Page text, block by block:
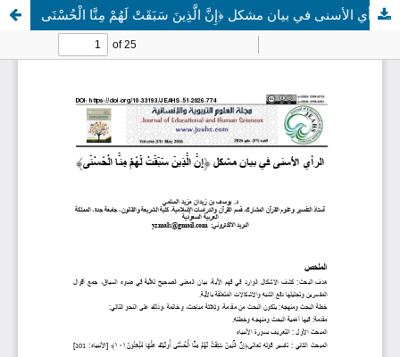
الرأي الأسنى في بيان مشكل ﴿إِنَّ الَّذِينَ سَبَقَتْ لَهُمْ مِنَّا الْحُسْنَى﴾